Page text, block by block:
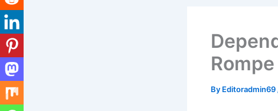
By Editoradmin69